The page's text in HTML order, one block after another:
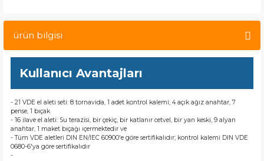
ürün bilgisi
Kullanıcı Avantajları
- 21 VDE el aleti seti: 8 tornavida, 1 adet kontrol kalemi; 4 açık ağız anahtar, 7
pense, 1 bıçak
- 16 ilave el aleti: Su terazisi, bir çekiç, bir katlanır cetvel, bir yan keski, 9 alyan
anahtar, 1 maket bıçağı içermektedir ve
- Tüm VDE aletleri DIN EN/IEC 60900'e göre sertifikalıdır; kontrol kalemi DIN VDE
0680-6'ya göre sertifikalıdır
-